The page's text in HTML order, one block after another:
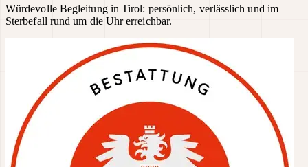
Würdevolle Begleitung in Tirol: persönlich, verlässlich und im
Sterbefall rund um die Uhr erreichbar.